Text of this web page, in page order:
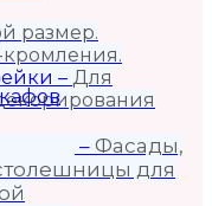
размер.
кромления.
– Для
– Фасады,
для